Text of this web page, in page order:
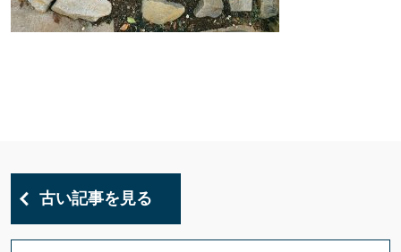
古い記事を見る